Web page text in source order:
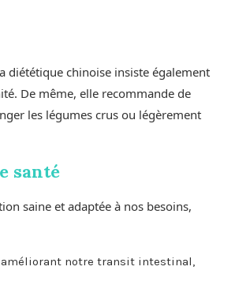
diététique chinoise insiste également
De même, elle recommande de
les légumes crus ou légèrement
santé
saine et adaptée à nos besoins,
notre transit intestinal,